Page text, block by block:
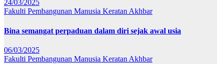
24/03/2025
Fakulti Pembangunan Manusia Keratan Akhbar
Bina semangat perpaduan dalam diri sejak awal usia
06/03/2025
Fakulti Pembangunan Manusia Keratan Akhbar